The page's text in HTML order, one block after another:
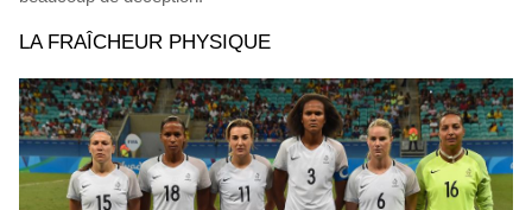
LA FRAÎCHEUR PHYSIQUE